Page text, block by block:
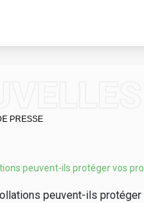
PRESSE
peuvent-ils